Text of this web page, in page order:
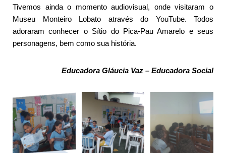
Tivemos ainda o momento audiovisual, onde visitaram o
Museu Monteiro Lobato através do YouTube. Todos
adoraram conhecer o Sítio do Pica-Pau Amarelo e seus
personagens, bem como sua história.
Educadora Gláucia Vaz – Educadora Social